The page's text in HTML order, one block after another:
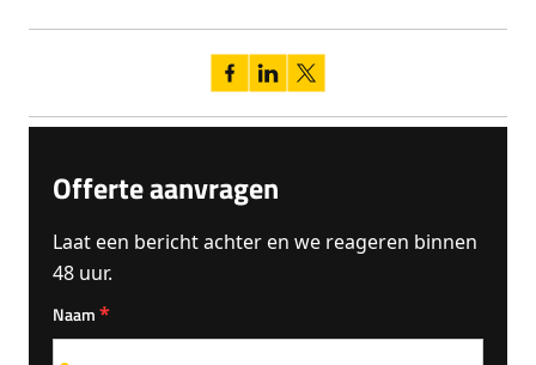
Offerte aanvragen
Laat een bericht achter en we reageren binnen
48 uur.
Naam*